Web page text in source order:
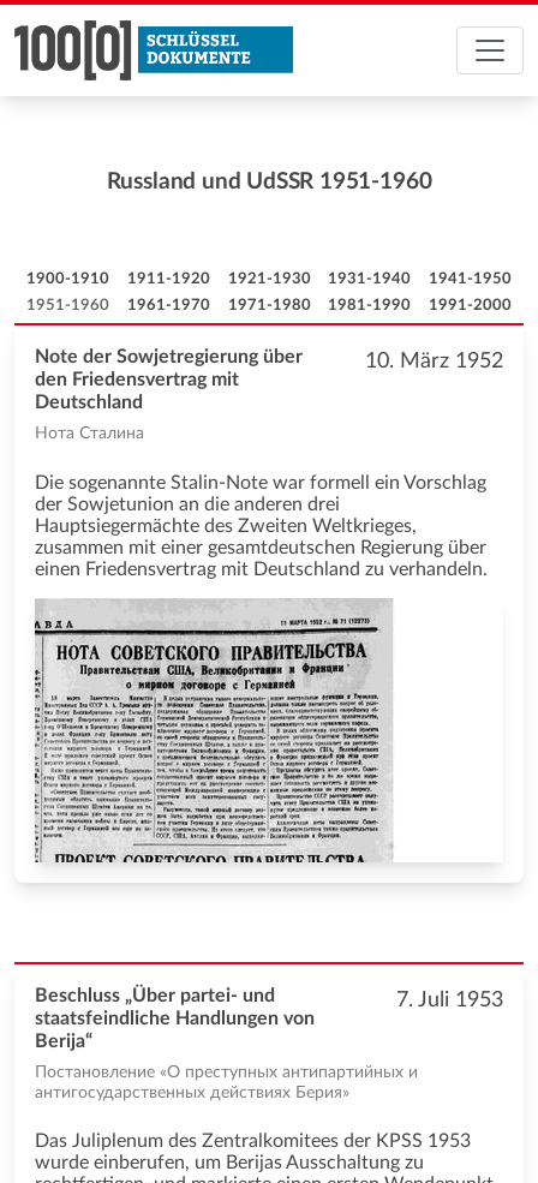
Russland und UdSSR 1951-1960
1900-1910 1911-1920 1921-1930 1931-1940
1941-1950
1951-1960
1961-1970 1971-1980 1981-1990 1991-2000
10. März 1952
Note der Sowjetregierung über
den Friedensvertrag mit
Deutschland
Нота Сталина
Die sogenannte Stalin-Note war formell ein Vorschlag
der Sowjetunion an die anderen drei
Hauptsiegermächte des Zweiten Weltkrieges,
zusammen mit einer gesamtdeutschen Regierung über
einen Friedensvertrag mit Deutschland zu verhandeln.
7. Juli 1953
Beschluss „Über partei- und
staatsfeindliche Handlungen von
Berija“
Постановление «О преступных антипартийных и
антигосударственных действиях Берия»
Das Juliplenum des Zentralkomitees der KPSS 1953
wurde einberufen, um Berijas Ausschaltung zu